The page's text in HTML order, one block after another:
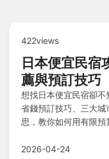
422views
日本便宜民宿
薦與預訂技巧
想找日本便宜民宿卻
省錢預訂技巧、三大
思，教你如何用有限預
2026-04-24